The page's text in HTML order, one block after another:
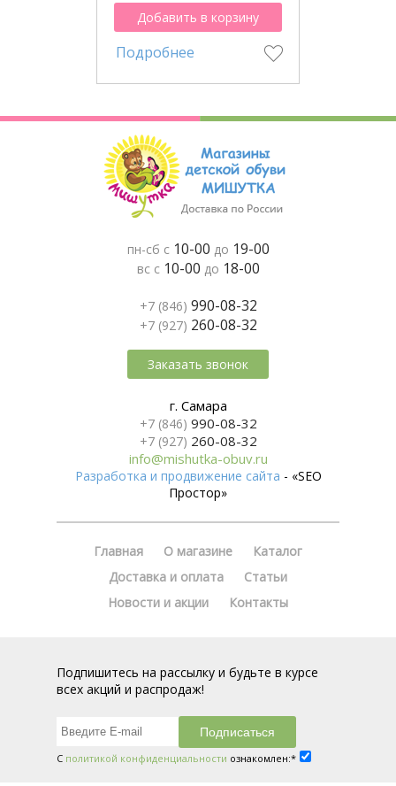
Добавить в корзину
Подробнее
пн-сб с 10-00 до 19-00
вс с 10-00 до 18-00
+7 (846) 990-08-32
+7 (927) 260-08-32
Заказать звонок
г. Самара
+7 (846) 990-08-32
+7 (927) 260-08-32
info@mishutka-obuv.ru
Разработка и продвижение сайта - «SEO
Простор»
Главная О магазине
Каталог
Доставка и оплата
Статьи
Новости и акции
Контакты
Подпишитесь на рассылку и будьте в курсе
всех акций и распродаж!
С политикой конфиденциальности ознакомлен:*